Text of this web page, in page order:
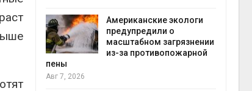
фоне
Американские экологи
предупредили о
масштабном загрязнении
из-за противопожарной
пены
Авг 7, 2026